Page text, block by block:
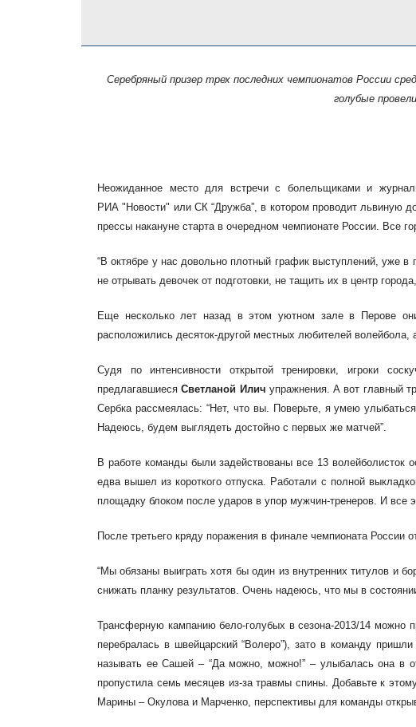
Серебряный призер трех последних чемпионатов России
голубые
Неожиданное место для встречи с болельщиками и
РИА "Новости" или СК “Дружба”, в котором проводит львиную
прессы накануне старта в очередном чемпионате России. Все
“В октябре у нас довольно плотный график выступлений, уже в
не отрывать девочек от подготовки, не тащить их в центр
Еще несколько лет назад в этом уютном зале в Перове
расположились десяток-другой местных любителей
Судя по интенсивности открытой тренировки, игроки
предлагавшиесяСветланой Илич упражнения. А вот главный
Сербка рассмеялась: “Нет, что вы. Поверьте, я умею
Надеюсь, будем выглядеть достойно с первых же матчей”.
В работе команды были задействованы все 13 волейболисток
едва вышел из короткого отпуска. Работали с полной
площадку блоком после ударов в упор мужчин-тренеров. И все
После третьего кряду поражения в финале чемпионата России
“Мыобязаны выиграть хотя бы один из внутренних титулов и
снижать планку результатов. Очень надеюсь, что мы в
Трансферную кампаниюбело-голубых в сезона-2013/14 можно
перебралась в швейцарский “Волеро”), зато в команду пришли
называть ее Сашей– “Да можно, можно!” – улыбалась она в
пропустила семь месяцев из-затравмы спины. Добавьте к
Марины – Окулова и Марченко, перспективы для команды